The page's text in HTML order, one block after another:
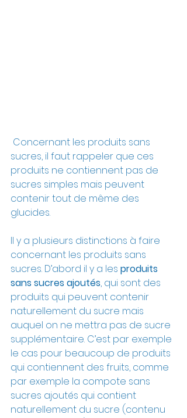
Concernant les produits sans
sucres, il faut rappeler que ces
produits ne contiennent pas de
sucres simples mais peuvent
contenir tout de même des
glucides.
Il y a plusieurs distinctions à faire
concernant les produits sans
sucres. D’abord il y a les produits
sans sucres ajoutés, qui sont des
produits qui peuvent contenir
naturellement du sucre mais
auquel on ne mettra pas de sucre
supplémentaire. C’est par exemple
le cas pour beaucoup de produits
qui contiennent des fruits, comme
par exemple la compote sans
sucres ajoutés qui contient
naturellement du sucre (contenu